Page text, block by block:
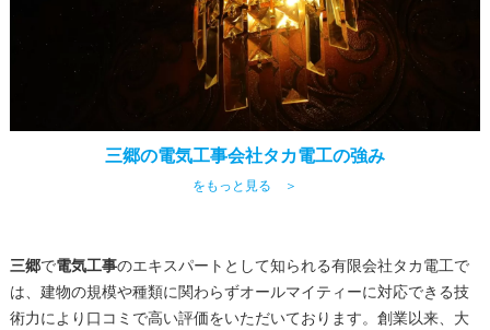
三郷の電気工事会社タカ電工の強み
をもっと見る ＞
三郷で電気工事のエキスパートとして知られる有限会社タカ電工で
は、建物の規模や種類に関わらずオールマイティーに対応できる技
術力により口コミで高い評価をいただいております。創業以来、大